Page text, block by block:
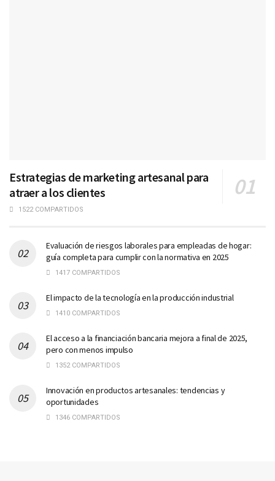
Estrategias de marketing artesanal para
atraer a los clientes
1522 COMPARTIDOS
Evaluación de riesgos laborales para empleadas de hogar:
guía completa para cumplir con la normativa en 2025
1417 COMPARTIDOS
El impacto de la tecnología en la producción industrial
1410 COMPARTIDOS
El acceso a la financiación bancaria mejora a final de 2025,
pero con menos impulso
1352 COMPARTIDOS
Innovación en productos artesanales: tendencias y
oportunidades
1346 COMPARTIDOS